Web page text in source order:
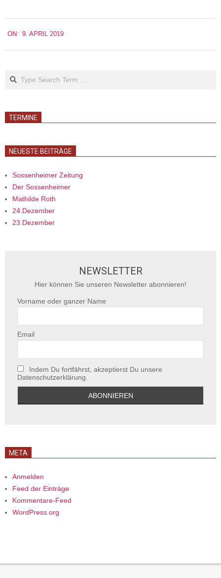
04-
09
ON: 9. APRIL 2019
TERMINE
NEUESTE BEITRÄGE
Sossenheimer Zeitung
Der Sossenheimer
Mathilde Roth
24.Dezember
23.Dezember
NEWSLETTER
Hier können Sie unseren Newsletter abonnieren!
Vorname oder ganzer Name
Email
Indem Du fortfährst, akzeptierst Du unsere
Datenschutzerklärung.
META
Anmelden
Feed der Einträge
Kommentare-Feed
WordPress.org